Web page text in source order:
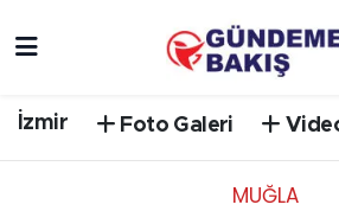
İzmir Foto Galeri
MUĞLA